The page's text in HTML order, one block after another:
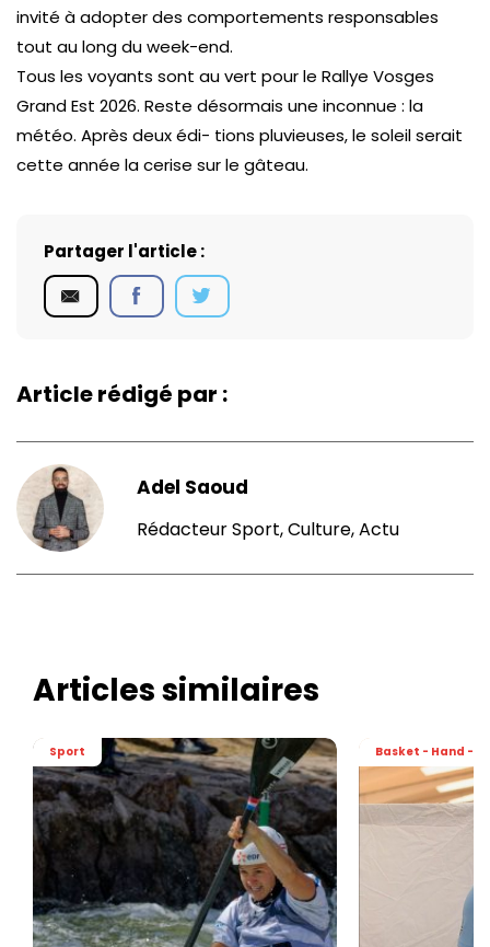
invité à adopter des comportements responsables
tout au long du week-end.
Tous les voyants sont au vert pour le Rallye Vosges
Grand Est 2026. Reste désormais une inconnue : la
météo. Après deux édi- tions pluvieuses, le soleil serait
cette année la cerise sur le gâteau.
Partager l'article :
Article rédigé par :
Adel Saoud
Rédacteur Sport, Culture, Actu
Articles similaires
Sport Basket - Hand -